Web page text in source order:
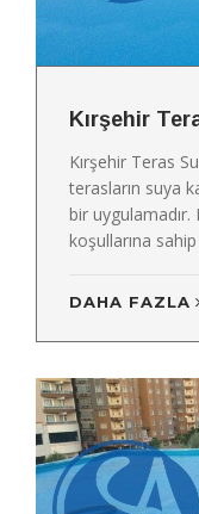
Kırşehir
Kırşehir Teras Su
terasların suya
bir uygulamadır.
koşullarına
DAHA FAZLA